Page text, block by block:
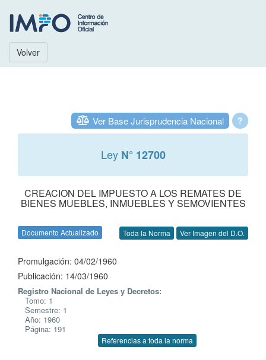
Volver
?
Ver Base Jurisprudencia Nacional
Ley N° 12700
CREACION DEL IMPUESTO A LOS REMATES DE
BIENES MUEBLES, INMUEBLES Y SEMOVIENTES
Documento Actualizado Toda la Norma Ver Imagen del D.O.
Promulgación: 04/02/1960
Publicación: 14/03/1960
Registro Nacional de Leyes y Decretos:
Tomo: 1
Semestre: 1
Año: 1960
Página: 191
Referencias a toda la norma